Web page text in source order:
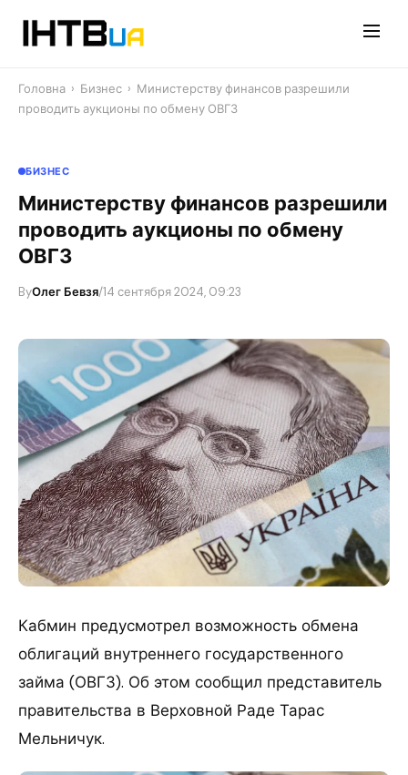
Головна › Бизнес › Министерству финансов разрешили
проводить аукционы по обмену ОВГЗ
БИЗНЕС
Министерству финансов разрешили
проводить аукционы по обмену
ОВГЗ
ByОлег Бевзя/14 сентября 2024, 09:23
Кабмин предусмотрел возможность обмена
облигаций внутреннего государственного
займа (ОВГЗ). Об этом сообщил представитель
правительства в Верховной Раде Тарас
Мельничук.